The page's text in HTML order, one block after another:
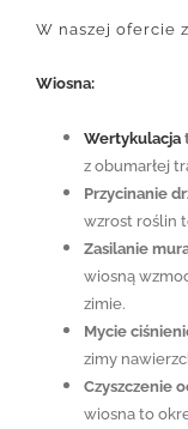
W naszej ofercie
Wiosna:
Wertykulacja
z obumarłej
Przycinanie
wzrost roślin
Zasilanie
wiosną
zimie.
Mycie
zimy
Czyszczenie
wiosna to